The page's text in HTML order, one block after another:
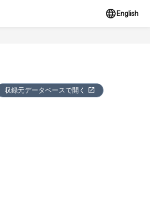
English
収録元データベースで開く